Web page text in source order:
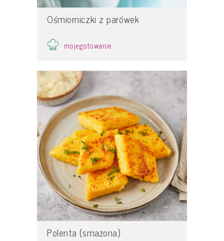
Ośmiorniczki z parówek
mojegotowanie
Polenta (smażona)